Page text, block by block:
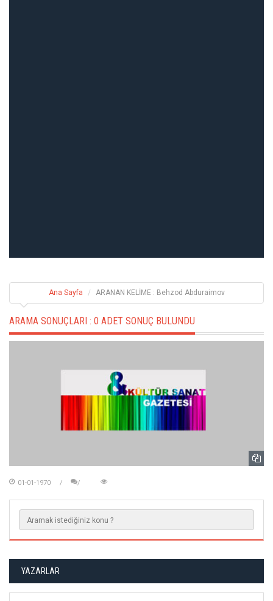
Ana Sayfa ARANAN KELİME : Behzod Abduraimov
ARAMA SONUÇLARI : 0 ADET SONUÇ BULUNDU
01-01-1970
YAZARLAR